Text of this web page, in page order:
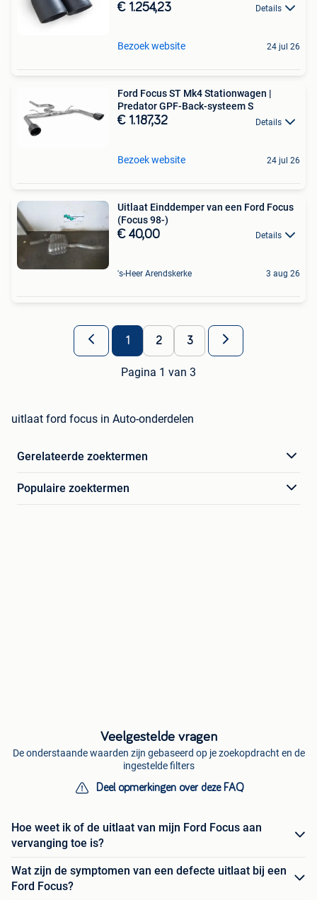
€ 1.254,23 Details
Bezoek website 24 jul 26
Ford Focus ST Mk4 Stationwagen |
Predator GPF-Back-systeem S
€ 1.187,32 Details
Bezoek website 24 jul 26
Uitlaat Einddemper van een Ford Focus
(Focus 98-)
€ 40,00 Details
's-Heer Arendskerke 3 aug 26
1 2 3
Pagina 1 van 3
uitlaat ford focus in Auto-onderdelen
Gerelateerde zoektermen
Populaire zoektermen
Veelgestelde vragen
De onderstaande waarden zijn gebaseerd op je zoekopdracht en de
ingestelde filters
Deel opmerkingen over deze FAQ
Hoe weet ik of de uitlaat van mijn Ford Focus aan
vervanging toe is?
Wat zijn de symptomen van een defecte uitlaat bij een
Ford Focus?